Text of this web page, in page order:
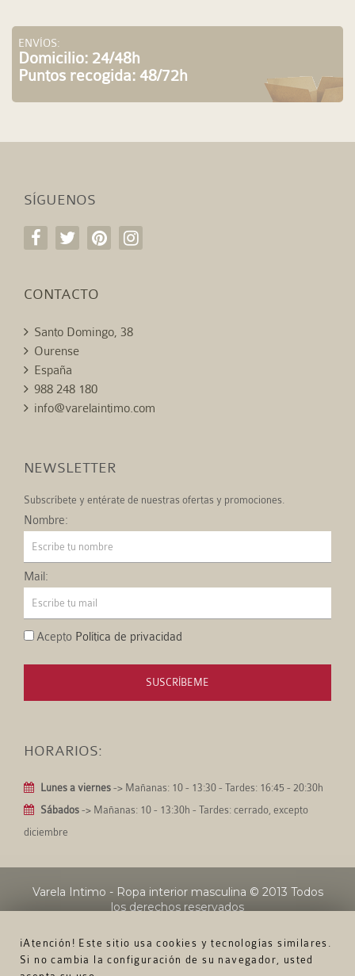
¡Atención! Este sitio usa cookies y tecnologías similares.
Si no cambia la configuración de su navegador, usted
ENVÍOS:
Domicilio: 24/48h
Puntos recogida: 48/72h
SÍGUENOS
CONTACTO
Santo Domingo, 38
Ourense
España
988 248 180
info@varelaintimo.com
NEWSLETTER
Subscríbete y entérate de nuestras ofertas y promociones.
Nombre:
Mail:
Acepto Política de privacidad
SUSCRÍBEME
HORARIOS:
Lunes a viernes -> Mañanas: 10 - 13:30 - Tardes: 16:45 - 20:30h
Sábados -> Mañanas: 10 - 13:30h - Tardes: cerrado, excepto
diciembre
Varela Intimo - Ropa interior masculina © 2013 Todos
los derechos reservados